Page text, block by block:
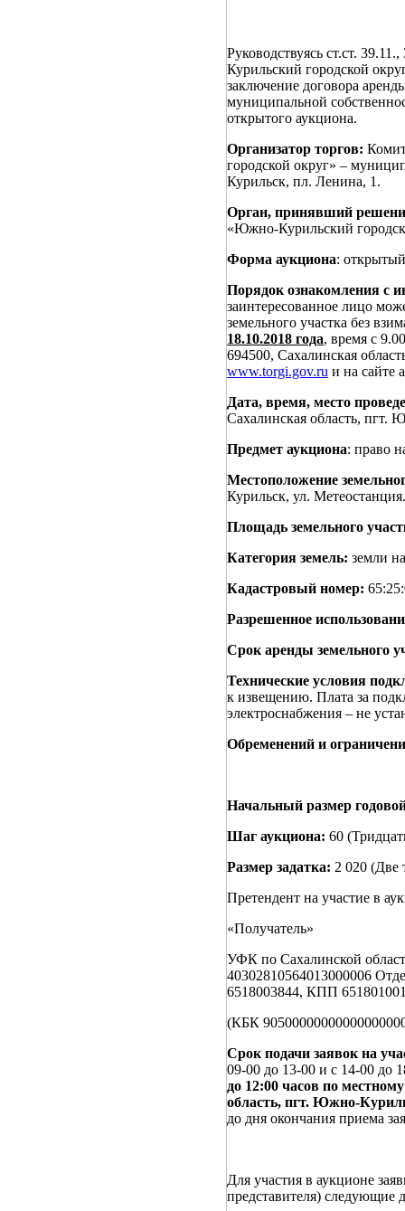
Руководствуясь ст.ст.
Курильский городской
заключение договора
муниципальной
открытого аукциона.
Организатор торгов:
городской округ» –
Курильск, пл. Ленина, 1.
Орган, принявший
«Южно-Курильский
Форма аукциона:
Порядок ознакомления с
заинтересованное лицо
земельного участка без
18.10.2018 года, время с
694500, Сахалинская
www.torgi.gov.ru и на
Дата, время, место
Сахалинская область,
Предмет аукциона: право
Местоположение
Курильск, ул. Метеостанция.
Площадь земельного
Категория земель: земли
Кадастровый номер:
Разрешенное
Срок аренды земельного
Технические условия
к извещению. Плата за
электроснабжения – не
Обременений и
Начальный размер
Шаг аукциона: 60
Размер задатка: 2 020 (Две
Претендент на участие в
«Получатель»
УФК по Сахалинской
40302810564013000006
6518003844, КПП
(КБК
Срок подачи заявок на
09-00 до 13-00 и с 14-00 до
до 12:00 часов по
область, пгт. Южно-
до дня окончания приема
Для участия в аукционе
представителя) следующие